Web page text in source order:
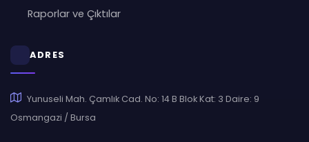
Raporlar ve Çıktılar
ADRES
Yunuseli Mah. Çamlık Cad. No: 14 B Blok Kat: 3 Daire: 9
Osmangazi / Bursa